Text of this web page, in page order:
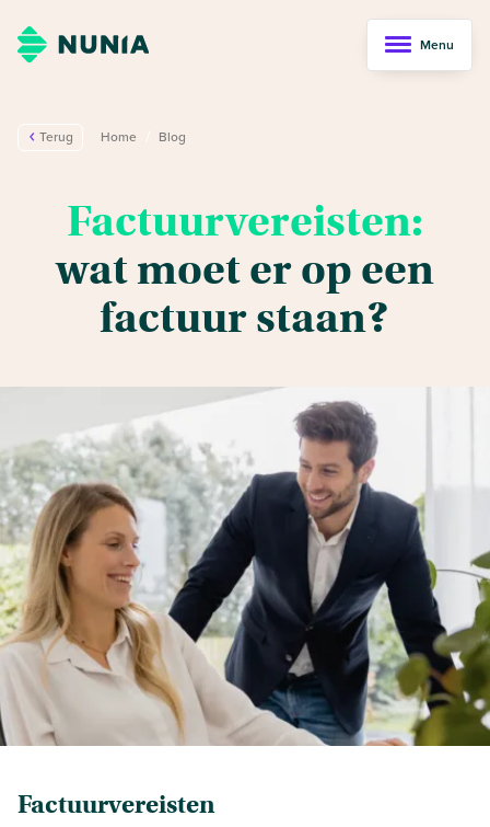
Menu
Terug Home Blog
Factuurvereisten:
wat moet er op een
factuur staan?
Factuurvereisten